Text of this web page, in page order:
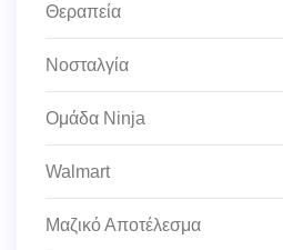
Θεραπεία
Νοσταλγία
Ομάδα Ninja
Walmart
Μαζικό Αποτέλεσμα